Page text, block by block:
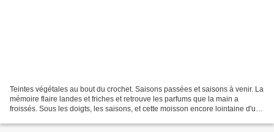
Teintes végétales au bout du crochet. Saisons passées et saisons à venir. La
mémoire flaire landes et friches et retrouve les parfums que la main a
froissés. Sous les doigts, les saisons, et cette moisson encore lointaine d'un